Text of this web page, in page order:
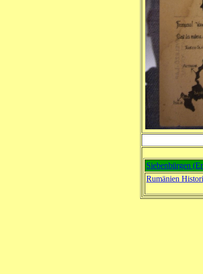
Siebenbürgen
Rumänien